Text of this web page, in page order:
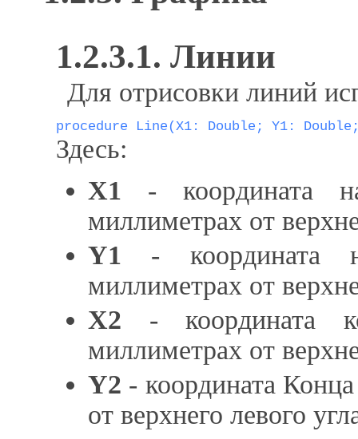
1.2.3.1. Линии
Для отрисовки линий
procedure Line(X1: Double; Y1:
Здесь:
X1 - координата
миллиметрах от
Y1 - координата
миллиметрах от
X2 - координата
миллиметрах от
Y2 - координата
от верхнего левого